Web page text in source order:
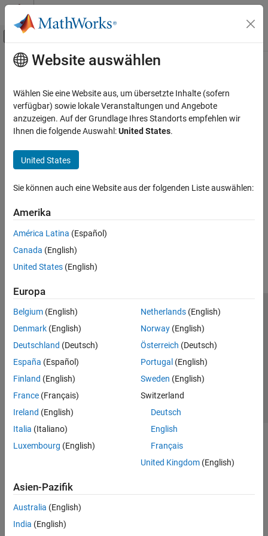
Weiter zum Inhalt
Umschaltung für Off-Canvas-
Startseite der Dokumentation
Hauptinhalt
How useful was this information?
Website auswählen
Wählen Sie eine Website aus, um übersetzte Inhalte (sofern
verfügbar) sowie lokale Veranstaltungen und Angebote
anzuzeigen. Auf der Grundlage Ihres Standorts empfehlen wir
Ihnen die folgende Auswahl:United States.
United States
Sie können auch eine Website aus der folgenden Liste auswählen:
Amerika
América Latina (Español)
Canada (English)
United States (English)
Europa
Belgium (English)
Denmark (English)
Deutschland (Deutsch)
España (Español)
Finland (English)
France (Français)
Ireland (English)
Italia (Italiano)
Luxembourg (English)
Netherlands(English)
Norway(English)
Österreich (Deutsch)
Portugal (English)
Sweden (English)
Switzerland
Deutsch
English
Français
United Kingdom(English)
Asien-Pazifik
Australia (English)
India (English)
Trust Center
Datenschutz-Richtlinien
Datendiebstahl verhindern
Status von Anwendungen
© 1994-2026 The MathWorks, Inc.
Website auswählen
Deutschland